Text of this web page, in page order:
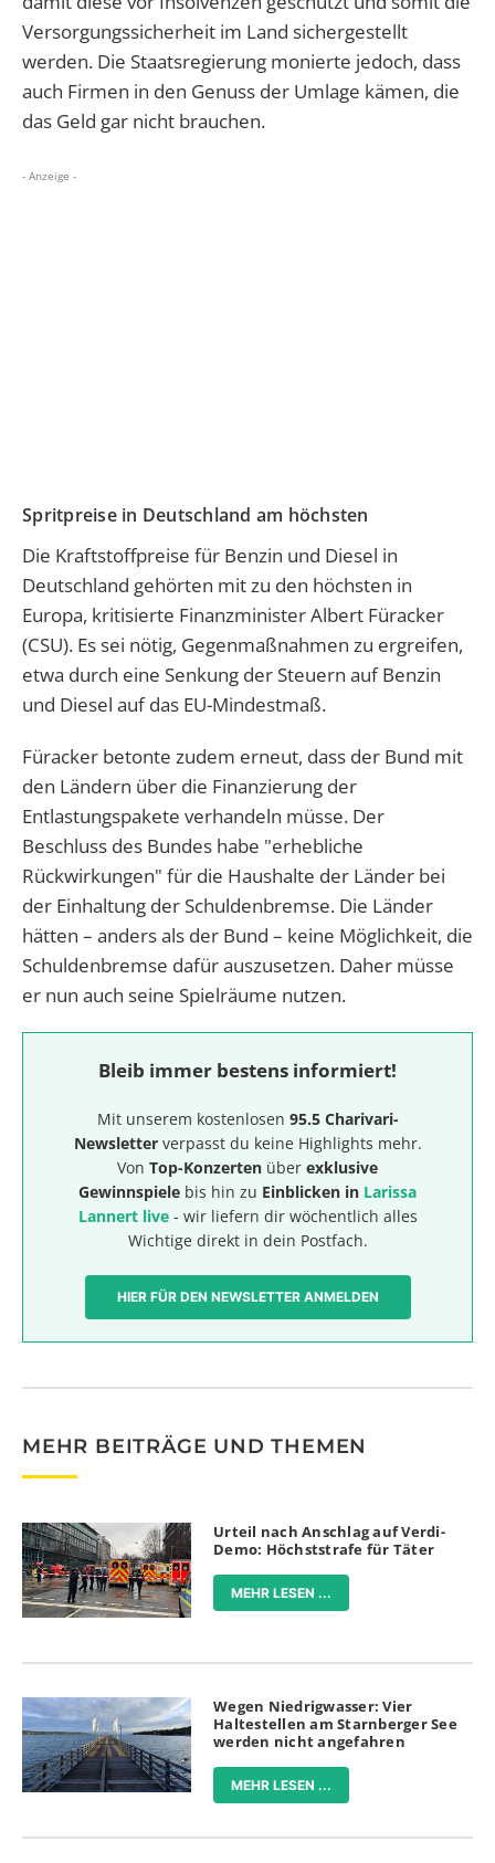
Versorgungssicherheit im Land sichergestellt
werden. Die Staatsregierung monierte jedoch, dass
auch Firmen in den Genuss der Umlage kämen, die
das Geld gar nicht brauchen.
- Anzeige -
Spritpreise in Deutschland am höchsten
Die Kraftstoffpreise für Benzin und Diesel in
Deutschland gehörten mit zu den höchsten in
Europa, kritisierte Finanzminister Albert Füracker
(CSU). Es sei nötig, Gegenmaßnahmen zu ergreifen,
etwa durch eine Senkung der Steuern auf Benzin
und Diesel auf das EU-Mindestmaß.
Füracker betonte zudem erneut, dass der Bund mit
den Ländern über die Finanzierung der
Entlastungspakete verhandeln müsse. Der
Beschluss des Bundes habe "erhebliche
Rückwirkungen" für die Haushalte der Länder bei
der Einhaltung der Schuldenbremse. Die Länder
hätten – anders als der Bund – keine Möglichkeit, die
Schuldenbremse dafür auszusetzen. Daher müsse
er nun auch seine Spielräume nutzen.
Bleib immer bestens informiert!
Mit unserem kostenlosen 95.5 Charivari-
Newsletterverpasst du keine Highlights mehr.
Von Top-Konzerten über exklusive
Gewinnspiele bis hin zu Einblicken in Larissa
Lannert live- wir liefern dir wöchentlich alles
Wichtige direkt in dein Postfach.
HIER FÜR DEN NEWSLETTER ANMELDEN
MEHR BEITRÄGE UND THEMEN
Urteil nach Anschlag auf Verdi-
Demo: Höchststrafe für Täter
MEHR LESEN ...
Wegen Niedrigwasser: Vier
Haltestellen am Starnberger See
werden nicht angefahren
MEHR LESEN ...